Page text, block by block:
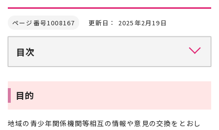
ページ番号1008167 更新日： 2025年2月19日
目次
目的
地域の青少年関係機関等相互の情報や意見の交換をとおし